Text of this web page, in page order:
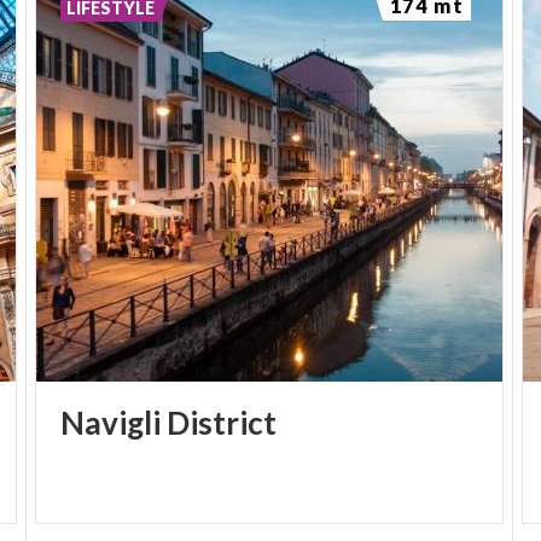
Knotenpunkt für den Wasserverkehr. Hierher floss
das Wasser derOlona und aus dem innerenGraben
in den Ticinello, der jenseits der
Porta Ticinese
entlang der Mauern verlief und dann einen Knick
nach Süden beschrieb, sowie in dieVettabbia
Von einem Ende zum anderen war das Hafenbecken
750 Meter lang und 25 Meter breit und hatte eine
Fläche von 17.500 Quadratmetern; das Wasser war
anderthalb Meter tief.
Navigli District
LIFESTYLE 174 mt